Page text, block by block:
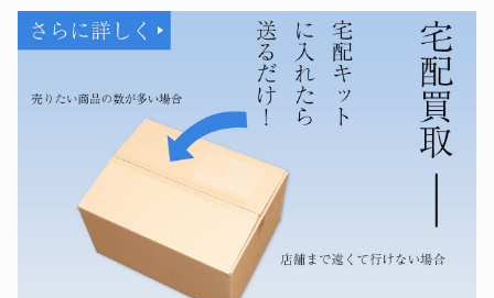
ートリッジ & ヴァイナル SET
ターンテーブル
Pioneer PLX-CRSS12 ハイブリ
ットターンテーブル
ターンテーブル Technics SL-1200M7B-Y
Numark MIXSTREAM PRO
+Case +DECKSAVER
Pioneer Dj PLX-500-W + BX3ス
ピーカー SET